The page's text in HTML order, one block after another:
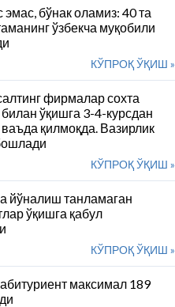
бўнак оламиз: 40 та
ўзбекча муқобили
КЎПРОҚ ЎҚИШ »
фирмалар сохта
ўқишга 3-4-курсдан
қилмоқда. Вазирлик
КЎПРОҚ ЎҚИШ »
йўналиш танламаган
ўқишга қабул
КЎПРОҚ ЎҚИШ »
максимал 189